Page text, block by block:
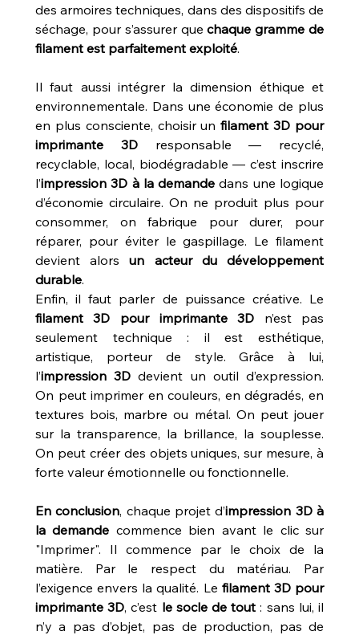
des armoires techniques, dans des dispositifs de
séchage, pour s’assurer que chaque gramme de
filament est parfaitement exploité.
Il faut aussi intégrer la dimension éthique et
environnementale. Dans une économie de plus
en plus consciente, choisir un filament 3D pour
imprimante 3D responsable — recyclé,
recyclable, local, biodégradable — c’est inscrire
l’impression 3D à la demande dans une logique
d’économie circulaire. On ne produit plus pour
consommer, on fabrique pour durer, pour
réparer, pour éviter le gaspillage. Le filament
devient alors un acteur du développement
durable.
filament 3D pour imprimante 3D n’est pas
seulement technique : il est esthétique,
artistique, porteur de style. Grâce à lui,
l’impression 3D devient un outil d’expression.
On peut imprimer en couleurs, en dégradés, en
textures bois, marbre ou métal. On peut jouer
sur la transparence, la brillance, la souplesse.
On peut créer des objets uniques, sur mesure, à
forte valeur émotionnelle ou fonctionnelle.
En conclusion, chaque projet d’impression 3D à
la demande commence bien avant le clic sur
"Imprimer". Il commence par le choix de la
matière. Par le respect du matériau. Par
l’exigence envers la qualité. Le filament 3D pour
imprimante 3D, c’est le socle de tout : sans lui, il
n’y a pas d’objet, pas de production, pas de